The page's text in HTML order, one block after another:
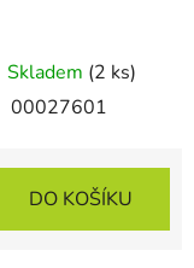
Skladem (2 ks)
00027601
DO KOŠÍKU